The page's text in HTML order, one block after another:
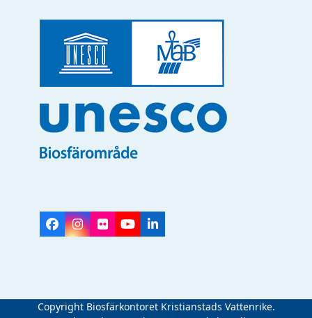
Facebook
Instagram
FlickrYouTubeLinkedIn
Copyright Biosfärkontoret Kristianstads Vattenrike.